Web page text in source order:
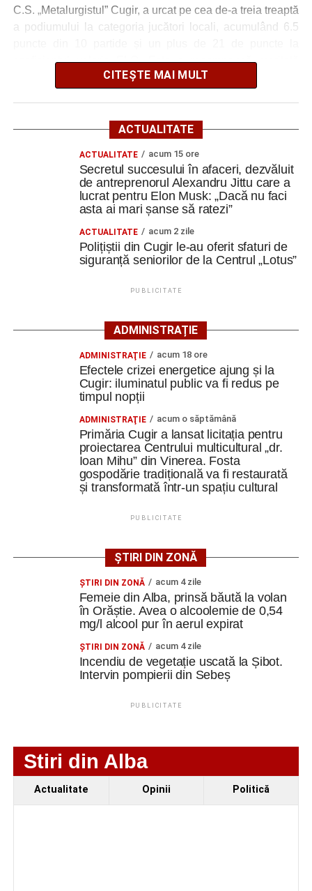
Adaugă cugirinfo.ro ca sursă
preferată pe Google
Ultimele știri din Cugir
Cum și-a construit un informatician din Cugir propria
mașină solară. Vehiculul a ajuns și la o expoziție din
Trei profesori ai Colegiului Național „David Prodan”
mobilități Erasmus+ în Croația
antreprenorul Alexandru Jittu care a lucrat pentru
Messenger WhatsApp
C.S. „Metalurgistul” Cugir, a urcat pe cea de-a treia treaptă
a podiumului la categoria jucători locali, acumulând 6.5
coeficientul valoric ELO. Este o recompensă meritată
pentru tânărul jucător cugirean având în vedere că a fost
Ridicarea premiului a fost făcută de către maestrul Ovidiu
Crăciun, tânărul Ilie Arion grăbindu-se către următoarea
provocare a verii, etapa a patra de Grand Prix care se
desfășoară în perioada 3-10 august la Arad printr-un nou
concurs de șah clasic.
Un alt rezultat excelent al verii este rezultatul obţinut de
către junioara Iulia Ştefan care a terminat cu un plus de
la Biel (Elveţia) din perioada 13-23 iulie, fiind foarte
Constantin PREDESCU
Adaugă cugirinfo.ro ca sursă
preferată pe Google
Ultimele știri din Cugir
mașină solară. Vehiculul a ajuns și la o expoziție din
Trei profesori ai Colegiului Național „David Prodan”
Cugir și-au perfecționat competențele prin
mobilități Erasmus+ în Croația
Secretul succesului în afaceri, dezvăluit de
antreprenorul Alexandru Jittu care a lucrat pentru
CITEȘTE MAI MULT
ACTUALITATE
ACTUALITATE acum 15 ore
Secretul succesului în afaceri, dezvăluit
de antreprenorul Alexandru Jittu care a
lucrat pentru Elon Musk: „Dacă nu faci
asta ai mari șanse să ratezi”
ACTUALITATE acum 2 zile
Polițiștii din Cugir le-au oferit sfaturi de
siguranță seniorilor de la Centrul „Lotus”
PUBLICITATE
ADMINISTRAȚIE
ADMINISTRAŢIE acum 18 ore
Efectele crizei energetice ajung și la
Cugir: iluminatul public va fi redus pe
timpul nopții
ADMINISTRAŢIE acum o săptămână
Primăria Cugir a lansat licitația pentru
proiectarea Centrului multicultural „dr.
Ioan Mihu” din Vinerea. Fosta
gospodărie tradițională va fi restaurată
și transformată într-un spațiu cultural
PUBLICITATE
ȘTIRI DIN ZONĂ
ŞTIRI DIN ZONĂ acum 4 zile
Femeie din Alba, prinsă băută la volan
în Orăștie. Avea o alcoolemie de 0,54
mg/l alcool pur în aerul expirat
ŞTIRI DIN ZONĂ acum 4 zile
Incendiu de vegetație uscată la Șibot.
Intervin pompierii din Sebeș
PUBLICITATE
Stiri din Alba
Actualitate Opinii Politică